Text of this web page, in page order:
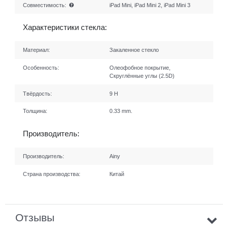
Совместимость: iPad Mini, iPad Mini 2, iPad Mini 3
Характеристики стекла:
Материал: Закаленное стекло
Особенность:
Олеофобное покрытие,
Скруглённые углы (2.5D)
Твёрдость: 9 H
Толщина: 0.33 mm.
Производитель:
Производитель: Ainy
Страна производства: Китай
Отзывы